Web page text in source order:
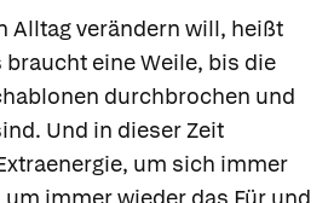
Alltag verändern will, heißt
braucht eine Weile, bis die
durchbrochen und
Und in dieser Zeit
um sich immer
immer wieder das Für und